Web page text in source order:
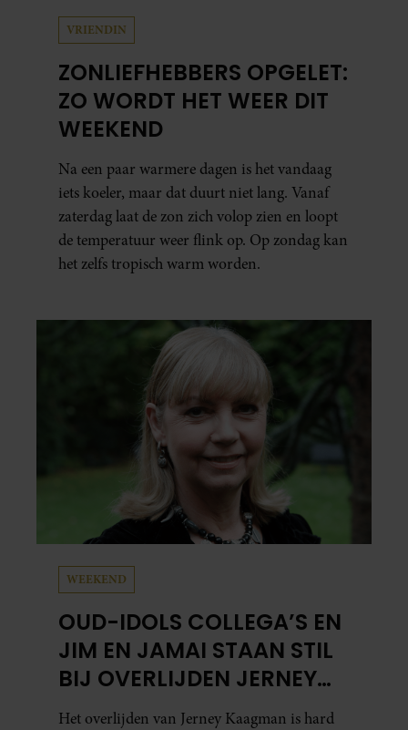
VRIENDIN
ZONLIEFHEBBERS OPGELET:
ZO WORDT HET WEER DIT
WEEKEND
Na een paar warmere dagen is het vandaag
iets koeler, maar dat duurt niet lang. Vanaf
zaterdag laat de zon zich volop zien en loopt
de temperatuur weer flink op. Op zondag kan
het zelfs tropisch warm worden.
WEEKEND
OUD-IDOLS COLLEGA’S EN
JIM EN JAMAI STAAN STIL
BIJ OVERLIJDEN JERNEY
KAAGMAN
Het overlijden van Jerney Kaagman is hard